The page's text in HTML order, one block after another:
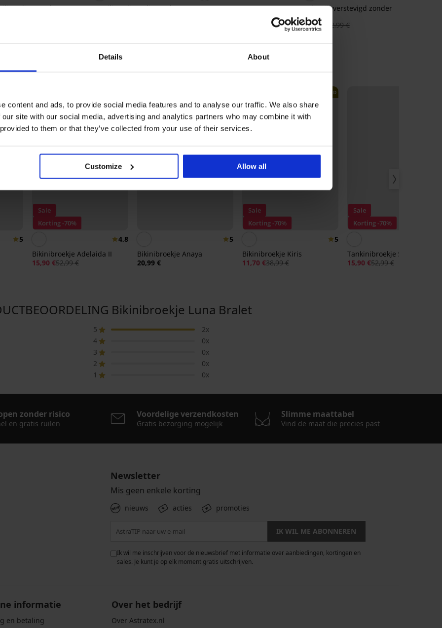
Details About
content and ads, to provide social media features and to analyse our traffic. We also share
site with our social media, advertising and analytics partners who may combine it with
to them or that they’ve collected from your use of their services.
Customize Allow all
slip DIVA by IVA
Brazilian slip Delicate Flower
Zwemshort MEN-A Johnny
Beha Fili verstevigd zonder
beugels
19,79 €
32,99 €
Ontdek vergelijkbare stukken
5
Sale
Korting -70%
4,8
Bikinibroekje Adelaida II
15,90 €52,99 €
5
Bikinibroekje Anaya
20,99 €
Sale
Korting -70%
LIMITED
5
Bikinibroekje Kiris
11,70 €38,99 €
Sale
Korting -70%
Tankinibroekje Shakia
15,90 €52,99 €
Bikinibroekje Luna Bralet
5
2x
4
0x
3
0x
2
0x
1
0x
zonder risico
en gratis ruilen
Voordelige verzendkosten
Gratis bezorging mogelijk
Slimme maattabel
Vind de maat die precies past
Newsletter
Mis geen enkele korting
nieuws acties promoties
IK WIL ME ABONNEREN
Ik wil me inschrijven voor de nieuwsbrief met informatie over aanbiedingen, kortingen en
sales. Je kunt je op elk moment gratis uitschrijven.
informatie
en betaling
Over het bedrijf
Over Astratex.nl